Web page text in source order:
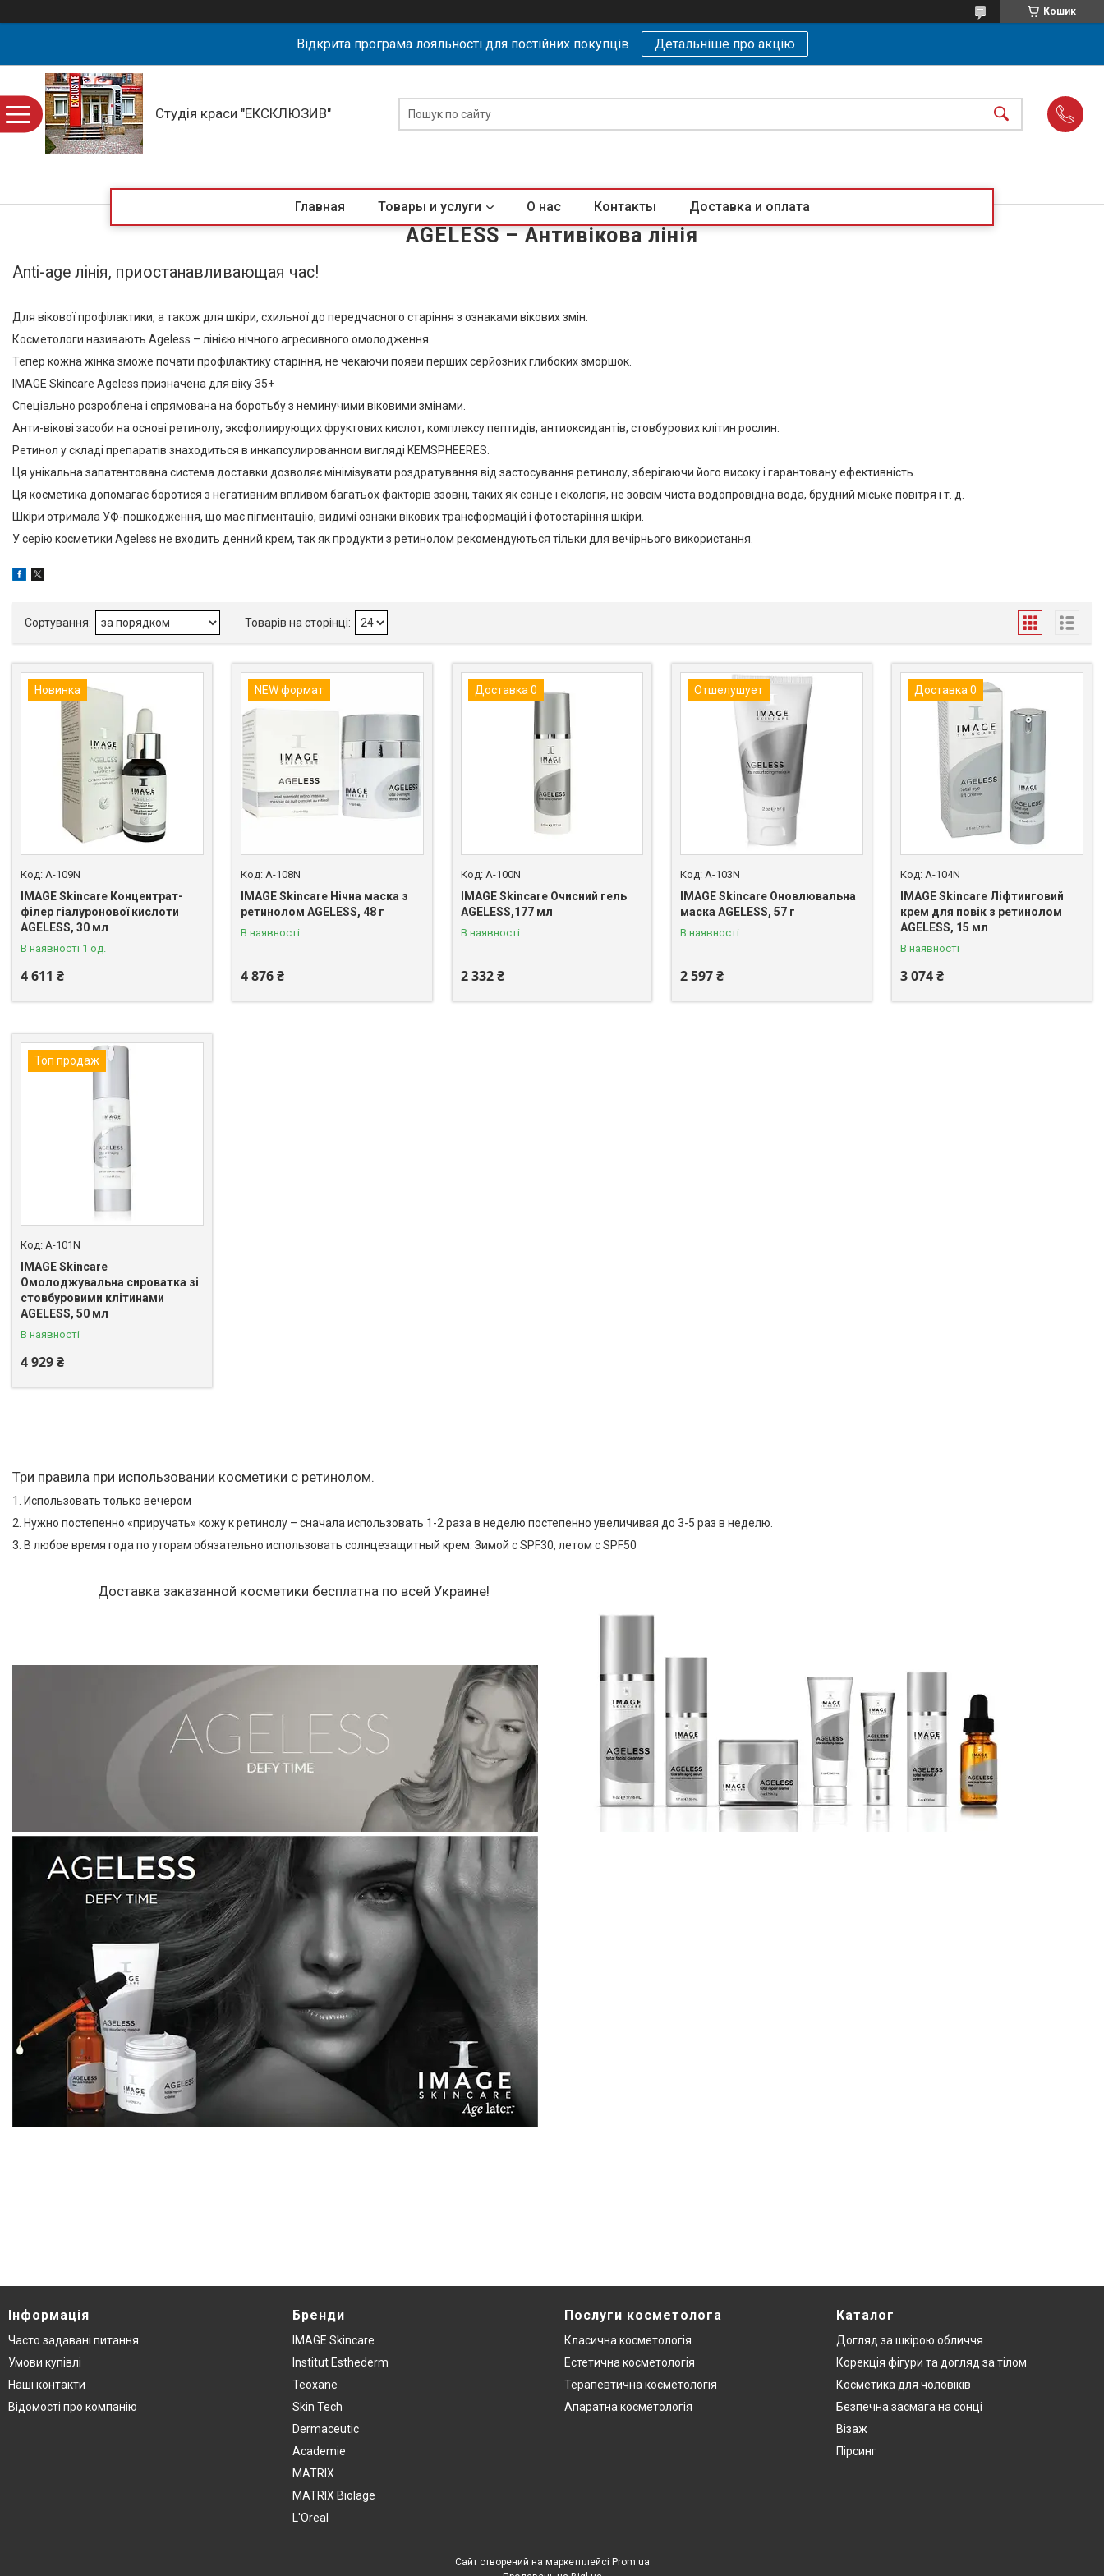
Кошик
Відкрита програма лояльності для постійних покупців Детальніше про акцію
Студія краси "ЕКСКЛЮЗИВ"
Главная Товары и услуги О нас Контакты Доставка и оплата
AGELESS – Антивікова лінія
Anti-age лінія, приостанавливающая час!
Для вікової профілактики, а також для шкіри, схильної до передчасного старіння з ознаками вікових змін.
Косметологи називають Ageless – лінією нічного агресивного омолодження
Тепер кожна жінка зможе почати профілактику старіння, не чекаючи появи перших серйозних глибоких зморшок.
IMAGE Skincare Ageless призначена для віку 35+
Спеціально розроблена і спрямована на боротьбу з неминучими віковими змінами.
Анти-вікові засоби на основі ретинолу, эксфолиирующих фруктових кислот, комплексу пептидів, антиоксидантів, стовбурових клітин рослин.
Ретинол у складі препаратів знаходиться в инкапсулированном вигляді KEMSPHEERES.
Ця унікальна запатентована система доставки дозволяє мінімізувати роздратування від застосування ретинолу, зберігаючи його високу і гарантовану ефективність.
Ця косметика допомагає боротися з негативним впливом багатьох факторів ззовні, таких як сонце і екологія, не зовсім чиста водопровідна вода, брудний міське повітря і т. д.
Шкіри отримала УФ-пошкодження, що має пігментацію, видимі ознаки вікових трансформацій і фотостаріння шкіри.
У серію косметики Ageless не входить денний крем, так як продукти з ретинолом рекомендуються тільки для вечірнього використання.
Новинка
A-109N
IMAGE Skincare Концентрат-
філер гіалуронової кислоти
AGELESS, 30 мл
В наявності 1 од.
4 611 ₴
NEW формат
A-108N
IMAGE Skincare Нічна маска з
ретинолом AGELESS, 48 г
В наявності
4 876 ₴
Доставка 0
A-100N
IMAGE Skincare Очисний гель
AGELESS,177 мл
В наявності
2 332 ₴
Отшелушует
A-103N
IMAGE Skincare Оновлювальна
маска AGELESS, 57 г
В наявності
2 597 ₴
Доставка 0
A-104N
IMAGE Skincare Ліфтинговий
крем для повік з ретинолом
AGELESS, 15 мл
В наявності
3 074 ₴
Топ продаж
A-101N
IMAGE Skincare
Омолоджувальна сироватка зі
стовбуровими клітинами
AGELESS, 50 мл
В наявності
4 929 ₴
Три правила при использовании косметики с ретинолом.
1. Использовать только вечером
2. Нужно постепенно «приручать» кожу к ретинолу – сначала использовать 1-2 раза в неделю постепенно увеличивая до 3-5 раз в неделю.
3. В любое время года по уторам обязательно использовать солнцезащитный крем. Зимой с SPF30, летом с SPF50
Доставка заказанной косметики бесплатна по всей Украине!
Інформація
Часто задавані питання
Умови купівлі
Наші контакти
Відомості про компанію
Бренди
IMAGE Skincare
Institut Esthederm
Teoxane
Skin Tech
Dermaceutic
Academie
MATRIX
MATRIX Biolage
L'Oreal
Послуги косметолога
Класична косметологія
Естетична косметологія
Терапевтична косметологія
Апаратна косметологія
Каталог
Догляд за шкірою обличчя
Корекція фігури та догляд за тілом
Косметика для чоловіків
Безпечна засмага на сонці
Візаж
Пірсинг
Сайт створений на маркетплейсі Prom.ua